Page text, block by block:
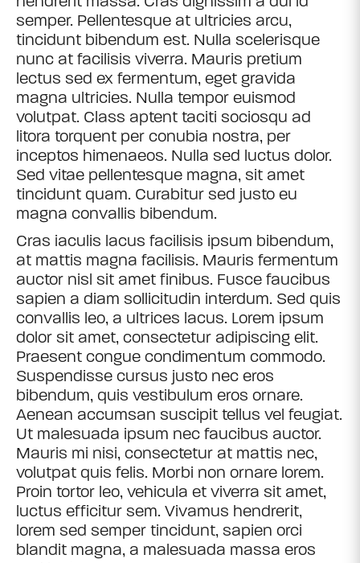
semper. Pellentesque at ultricies arcu,
tincidunt bibendum est. Nulla scelerisque
nunc at facilisis viverra. Mauris pretium
lectus sed ex fermentum, eget gravida
magna ultricies. Nulla tempor euismod
volutpat. Class aptent taciti sociosqu ad
litora torquent per conubia nostra, per
inceptos himenaeos. Nulla sed luctus dolor.
Sed vitae pellentesque magna, sit amet
tincidunt quam. Curabitur sed justo eu
magna convallis bibendum.
Cras iaculis lacus facilisis ipsum bibendum,
at mattis magna facilisis. Mauris fermentum
auctor nisl sit amet finibus. Fusce faucibus
sapien a diam sollicitudin interdum. Sed quis
convallis leo, a ultrices lacus. Lorem ipsum
dolor sit amet, consectetur adipiscing elit.
Praesent congue condimentum commodo.
Suspendisse cursus justo nec eros
bibendum, quis vestibulum eros ornare.
Aenean accumsan suscipit tellus vel feugiat.
Ut malesuada ipsum nec faucibus auctor.
Mauris mi nisi, consectetur at mattis nec,
volutpat quis felis. Morbi non ornare lorem.
Proin tortor leo, vehicula et viverra sit amet,
luctus efficitur sem. Vivamus hendrerit,
lorem sed semper tincidunt, sapien orci
blandit magna, a malesuada massa eros